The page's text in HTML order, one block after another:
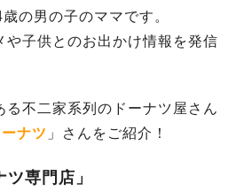
の男の子のママです。
や子供とのお出かけ情報を発信
る不二家系列のドーナツ屋さん
ナツ 」さんをご紹介！
専門店」